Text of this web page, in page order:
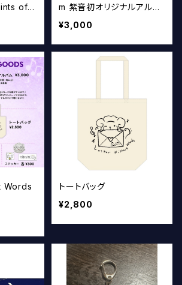
of S
m 紫音初オリジナルアルバ
ム初回盤
¥3,000
Words
トートバッグ
¥2,800